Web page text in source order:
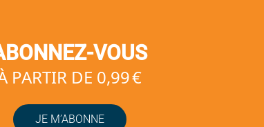
VOUS
PARTIR DE 0,99 €
JE M’ABONNE